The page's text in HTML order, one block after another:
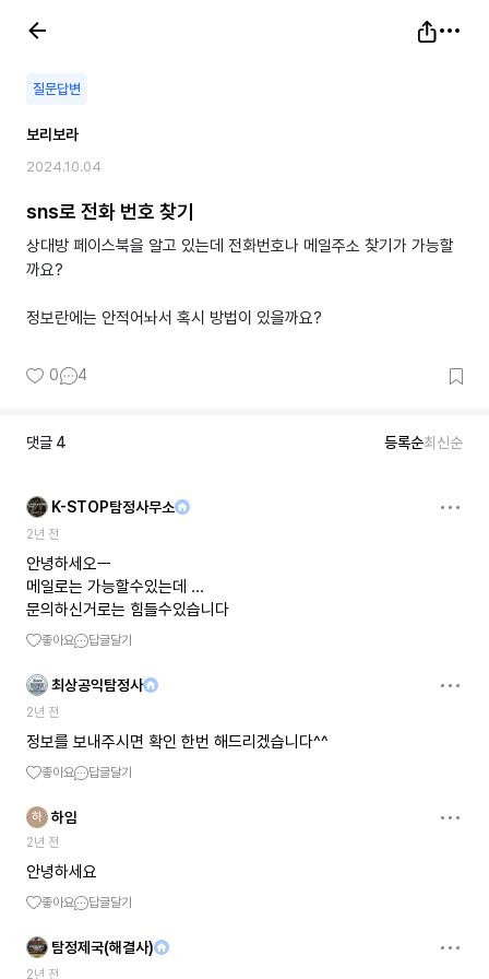
질문답변
보리보라
2024.10.04
sns로 전화 번호 찾기
상대방 페이스북을 알고 있는데 전화번호나 메일주소 찾기가 가능할
까요?
정보란에는 안적어놔서 혹시 방법이 있을까요?
0 4
댓글 4 등록순최신순
K-STOP탐정사무소
2년 전
안녕하세오ㅡ
메일로는 가능할수있는데 ...
문의하신거로는 힘들수있습니다
좋아요 답글달기
최상공익탐정사
2년 전
정보를 보내주시면 확인 한번 해드리겠습니다^^
좋아요 답글달기
하 하임
2년 전
안녕하세요
좋아요 답글달기
탐정제국(해결사)
2년 전